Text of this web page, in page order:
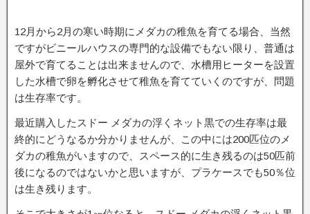
12月から2月の寒い時期にメダカの稚魚を育てる場合、当然
ですがビニールハウスの専門的な設備でもない限り、普通は
屋外で育てることは出来ませんので、水槽用ヒーターを設置
した水槽で卵を孵化させて稚魚を育てていくのですが、問題
は生存率です。
最近購入したスドー メダカの浮くネット黒での生存率は最
終的にどうなるか分かりませんが、この中には200匹位のメ
ダカの稚魚がいますので、スペース的に生き残るのは50匹前
後になるのではないかと思いますが、プラケースでも50％位
は生き残ります。